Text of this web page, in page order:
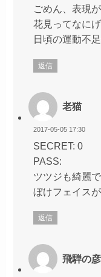
ごめん、表現
花見ってなに
日頃の運動不
返信
老猫
2017-05-05 17:30
SECRET: 0
PASS:
ツツジも綺麗
ぼけフェイス
返信
飛騨の